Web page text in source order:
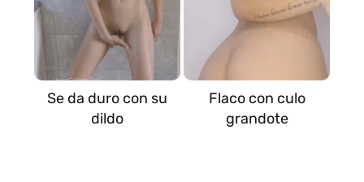
Se da duro con su
dildo
Flaco con culo
grandote